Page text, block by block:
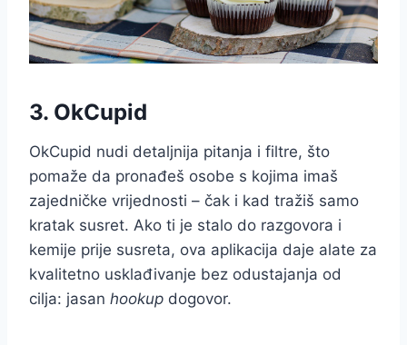
3. OkCupid
OkCupid nudi detaljnija pitanja i filtre, što
pomaže da pronađeš osobe s kojima imaš
zajedničke vrijednosti – čak i kad tražiš samo
kratak susret. Ako ti je stalo do razgovora i
kemije prije susreta, ova aplikacija daje alate za
kvalitetno usklađivanje bez odustajanja od
cilja: jasan hookup dogovor.